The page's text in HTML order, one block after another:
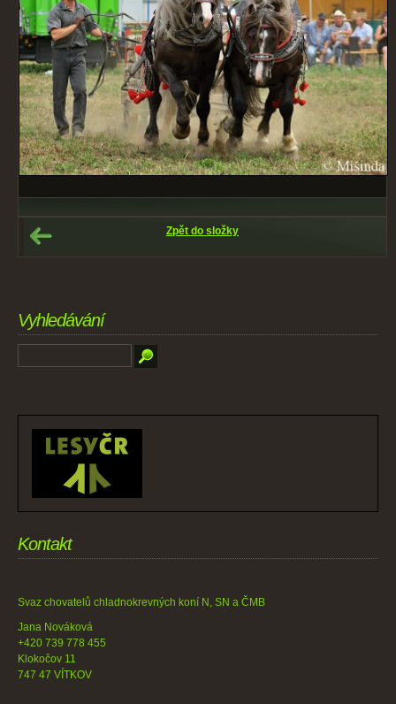
Zpět do složky
Vyhledávání
Kontakt
Svaz chovatelů chladnokrevných koní N, SN a ČMB
Jana Nováková
+420 739 778 455
Klokočov 11
747 47 VÍTKOV